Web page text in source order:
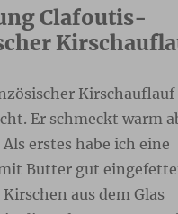
Clafoutis-
Kirschauflauf
Er schmeckt warm
erstes habe ich eine
Butter gut
aus dem Glas